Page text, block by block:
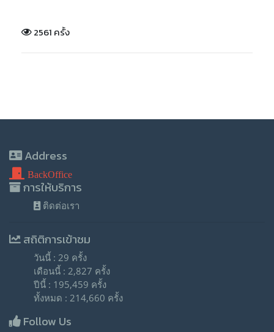
2561 ครั้ง
Address
BackOffice
การให้บริการ
ติดต่อเรา
สถิติการเข้าชม
วันนี้ : 29 ครั้ง
เดือนนี้ : 2,827 ครั้ง
ปีนี้ : 195,459 ครั้ง
ทั้งหมด : 214,660 ครั้ง
Follow Us